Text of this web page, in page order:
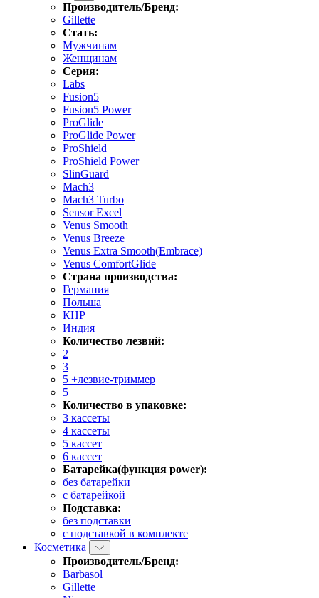
Производитель/Бренд:
Gillette
Стать:
Мужчинам
Женщинам
Серия:
Labs
Fusion5
Fusion5 Power
ProGlide
ProGlide Power
ProShield
ProShield Power
SlinGuard
Mach3
Mach3 Turbo
Sensor Excel
Venus Smooth
Venus Breeze
Venus Extra Smooth(Embrace)
Venus ComfortGlide
Страна производства:
Германия
Польша
КНР
Индия
Количество лезвий:
2
3
5 +лезвие-триммер
5
Количество в упаковке:
3 кассеты
4 кассеты
5 кассет
6 кассет
Батарейка(функция power):
без батарейки
с батарейкой
Подставка:
без подставки
с подставкой в комплекте
Косметика
Производитель/Бренд:
Barbasol
Gillette